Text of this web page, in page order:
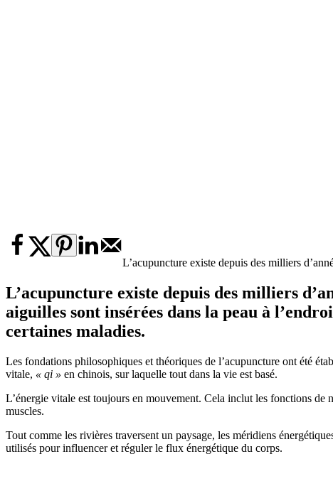
L’acupuncture existe depuis des milliers
L’acupuncture existe depuis des milliers
aiguilles sont insérées dans la peau à
certaines maladies.
Les fondations philosophiques et théoriques de l’acupuncture ont été
vitale, « qi » en chinois, sur laquelle tout dans la vie est basé.
L’énergie vitale est toujours en mouvement. Cela inclut les fonctions
muscles.
Tout comme les rivières traversent un paysage, les méridiens
utilisés pour influencer et réguler le flux énergétique du corps.